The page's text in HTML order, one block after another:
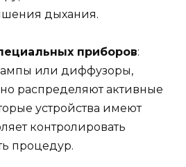
дыхания.
приборов:
или диффузоры,
распределяют активные
устройства имеют
контролировать
процедур.